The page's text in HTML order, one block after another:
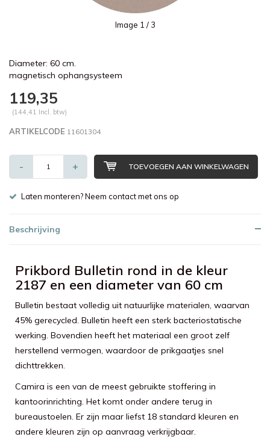
Image 1 / 3
Diameter: 60 cm.
magnetisch ophangsysteem
119,35
(144,41 Incl. btw)
ARTIKELCODE 11601304
- + TOEVOEGEN AAN WINKELWAGEN
Laten monteren? Neem contact met ons op
Beschrijving
Prikbord Bulletin rond in de kleur
2187 en een diameter van 60 cm
Bulletin bestaat volledig uit natuurlijke materialen, waarvan
45% gerecycled. Bulletin heeft een sterk bacteriostatische
werking. Bovendien heeft het materiaal een groot zelf
herstellend vermogen, waardoor de prikgaatjes snel
dichttrekken.
Camira is een van de meest gebruikte stoffering in
kantoorinrichting. Het komt onder andere terug in
bureaustoelen. Er zijn maar liefst 18 standard kleuren en
andere kleuren zijn op aanvraag verkrijgbaar.